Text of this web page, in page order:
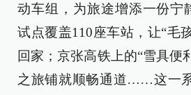
动车组，为旅途增添一份宁
试点覆盖110座车站，让“毛
回家；京张高铁上的“雪具便
之旅铺就顺畅通道……这一